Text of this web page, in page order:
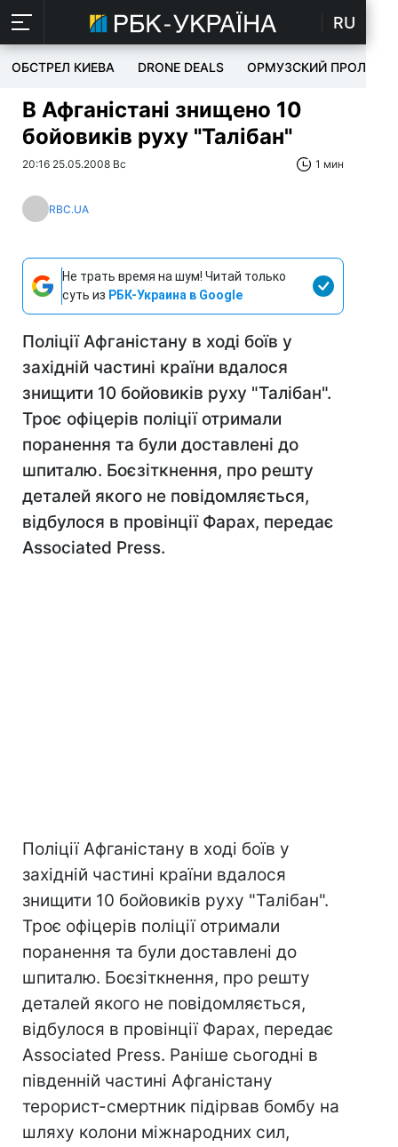
RU
ОБСТРЕЛ КИЕВА DRONE DEALS ОРМУЗСКИЙ ПРОЛИВ
В Афганістані знищено 10
бойовиків руху "Талібан"
20:16 25.05.2008 Вс 1 мин
RBC.UA
Не трать время на шум! Читай только
суть из РБК-Украина в Google
Поліції Афганістану в ході боїв у
західній частині країни вдалося
знищити 10 бойовиків руху "Талібан".
Троє офіцерів поліції отримали
поранення та були доставлені до
шпиталю. Боєзіткнення, про решту
деталей якого не повідомляється,
відбулося в провінції Фарах, передає
Associated Press.
Поліції Афганістану в ході боїв у
західній частині країни вдалося
знищити 10 бойовиків руху "Талібан".
Троє офіцерів поліції отримали
поранення та були доставлені до
шпиталю. Боєзіткнення, про решту
деталей якого не повідомляється,
відбулося в провінції Фарах, передає
Associated Press. Раніше сьогодні в
південній частині Афганістану
терорист-смертник підірвав бомбу на
шляху колони міжнародних сил,